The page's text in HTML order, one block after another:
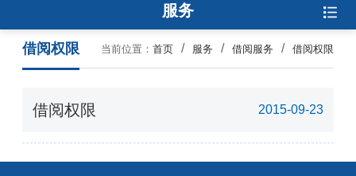
服务
当前位置：首页 服务 借阅服务 借阅权限
借阅权限
2015-09-23
借阅权限